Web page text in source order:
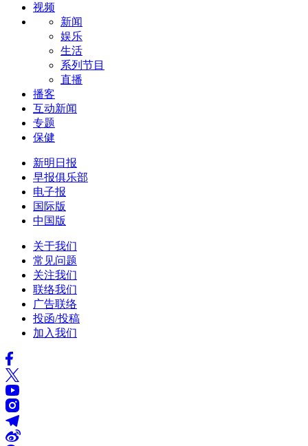
视频
新闻
娱乐
生活
系列节目
直播
播客
互动新闻
专题
保健
新明日报
早报俱乐部
电子报
国际版
中国版
关于我们
常见问题
关注我们
联络我们
广告联络
投函/投稿
加入我们